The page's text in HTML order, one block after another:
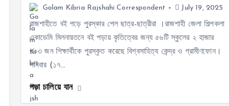
Golam Kibria Rajshahi Correspondent July 19, 2025
রাজশাহীতে বই পড়ে পুরস্কার পেল ছাত্র-ছাত্রীরা ।রাজশাহী জেলা শিল্পকলা
একাডেমি মিলনায়তনে বই পড়ায় কৃতিত্বের জন্য ৫৬টি স্কুলের ২ হাজার
৩০৩ জন শিক্ষার্থীকে পুরস্কৃত করেছে বিশ্বসাহিত্য কেন্দ্র ও গ্রামীণফোন।
শনিবার (১৭…
পড়া চালিয়ে যান